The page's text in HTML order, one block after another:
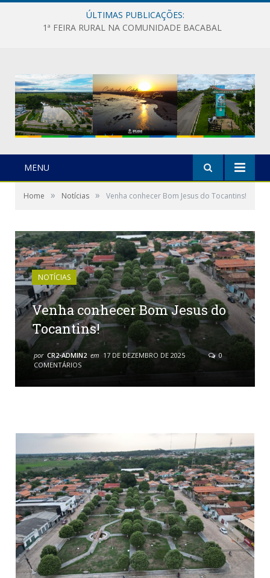
ÚLTIMAS PUBLICAÇÕES:
1ª FEIRA RURAL NA COMUNIDADE BACABAL
MENU
Home » Notícias » Venha conhecer Bom Jesus do Tocantins!
NOTÍCIAS
Venha conhecer Bom Jesus do
Tocantins!
por CR2-ADMIN2 em 17 DE DEZEMBRO DE 2025
0
COMENTÁRIOS